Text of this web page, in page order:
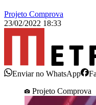
Projeto Comprova
23/02/2022 18:33
Enviar no WhatsApp
Projeto Comprova